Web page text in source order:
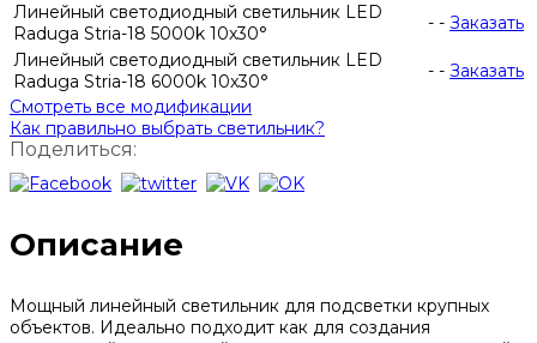
Линейный светодиодный светильник LED
Raduga Stria-18 5000k 10x30°
- - Заказать
Линейный светодиодный светильник LED
Raduga Stria-18 6000k 10x30°
- - Заказать
Смотреть все модификации
Как правильно выбрать светильник?
Поделиться:
Описание
Мощный линейный светильник для подсветки крупных
объектов. Идеально подходит как для создания